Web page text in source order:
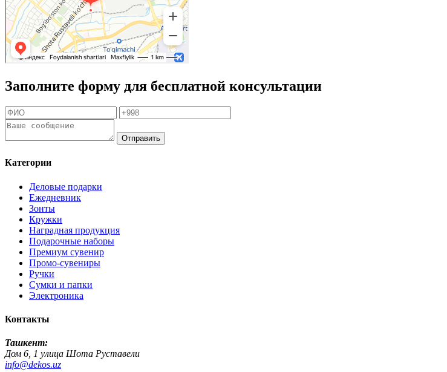
Заполните форму для бесплатной консультации
Отправить
Категории
Деловые подарки
Ежедневник
Зонты
Кружки
Наградная продукция
Подарочные наборы
Премиум сувенир
Промо-сувениры
Ручки
Сумки и папки
Электроника
Контакты
Ташкент:
Дом 6, 1 улица Шота Руставели
info@dekos.uz